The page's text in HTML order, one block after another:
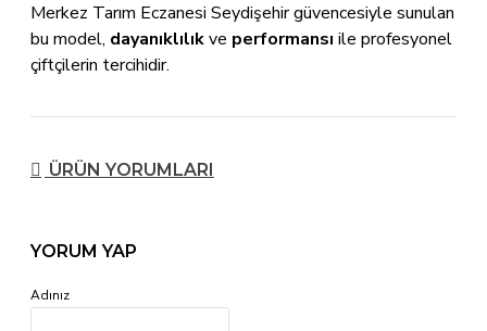
Merkez Tarım Eczanesi Seydişehir güvencesiyle sunulan
bu model, dayanıklılıkve performansı ile profesyonel
çiftçilerin tercihidir.
ÜRÜN YORUMLARI
YORUM YAP
Adınız